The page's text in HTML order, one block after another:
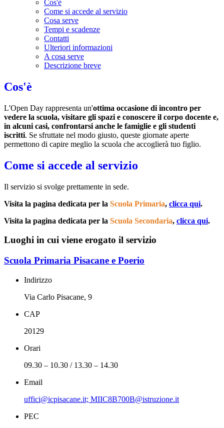
Cos'è
Come si accede al servizio
Cosa serve
Tempi e scadenze
Contatti
Ulteriori informazioni
A cosa serve
Descrizione breve
Cos'è
L'Open Day rappresenta un'ottima occasione di incontro per
vedere la scuola, visitare gli spazi e conoscere il corpo docente e,
in alcuni casi, confrontarsi anche le famiglie e gli studenti
iscritti. Se sfruttate nel modo giusto, queste giornate aperte
permettono di capire meglio la scuola che accoglierà tuo figlio.
Come si accede al servizio
Il servizio si svolge prettamente in sede.
Visita la pagina dedicata per la Scuola Primaria, clicca qui.
Visita la pagina dedicata per la Scuola Secondaria, clicca qui.
Luoghi in cui viene erogato il servizio
Scuola Primaria Pisacane e Poerio
Indirizzo
Via Carlo Pisacane, 9
CAP
20129
Orari
09.30 – 10.30 / 13.30 – 14.30
Email
uffici@icpisacane.it; MIIC8B700B@istruzione.it
PEC